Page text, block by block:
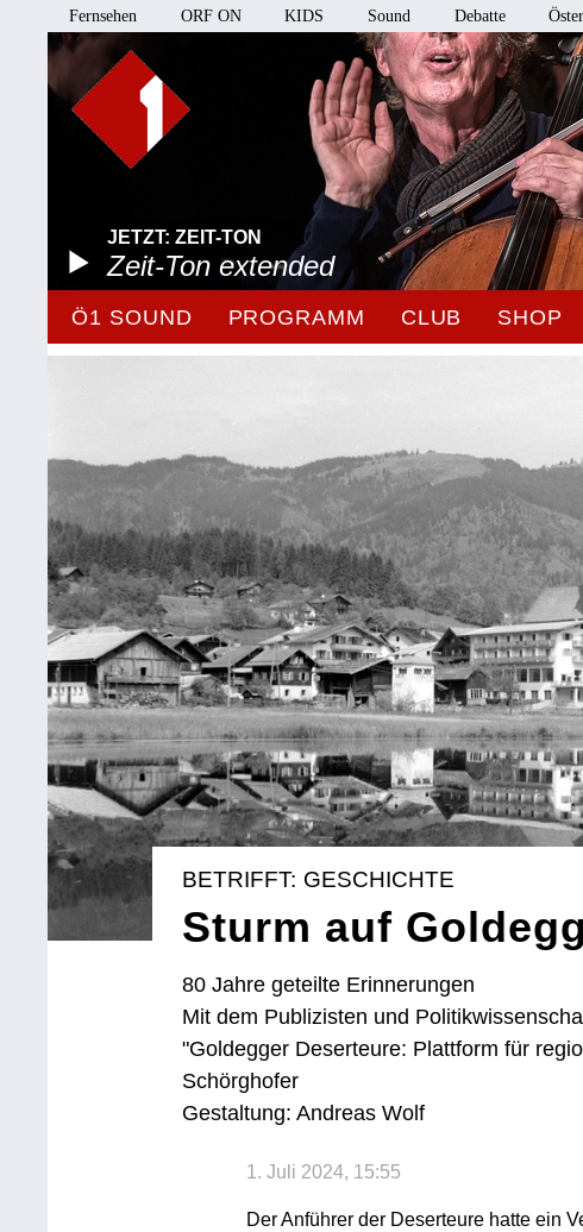
Fernsehen ORF ON KIDS Sound Debatte
JETZT: ZEIT-TON
Zeit-Ton extended
Ö1 SOUND PROGRAMM CLUB SHOP
BETRIFFT: GESCHICHTE
Sturm auf Goldegg
80 Jahre geteilte Erinnerungen
Mit dem Publizisten und
"Goldegger Deserteure: Plattform für
Schörghofer
Gestaltung: Andreas Wolf
1. Juli 2024, 15:55
Der Anführer der Deserteure hatte ein